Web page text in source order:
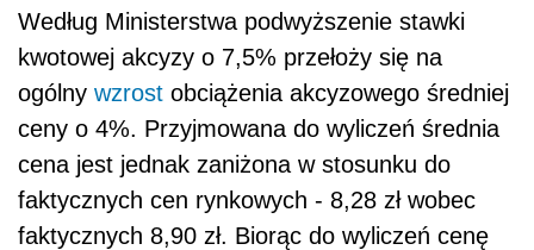
Według Ministerstwa podwyższenie stawki
kwotowej akcyzy o 7,5% przełoży się na
ogólny wzrost obciążenia akcyzowego średniej
ceny o 4%. Przyjmowana do wyliczeń średnia
cena jest jednak zaniżona w stosunku do
faktycznych cen rynkowych - 8,28 zł wobec
faktycznych 8,90 zł. Biorąc do wyliczeń cenę